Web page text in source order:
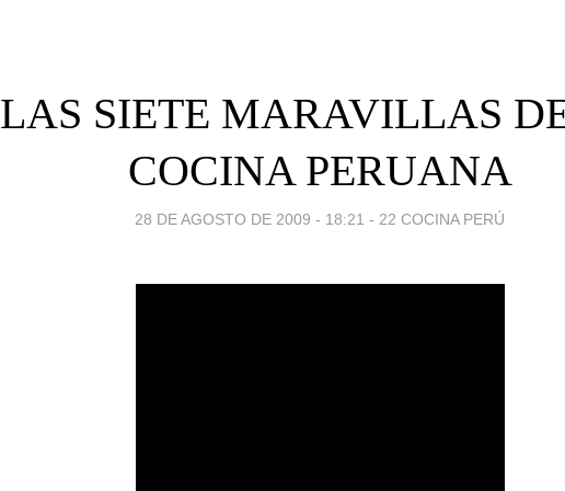
LAS SIETE MARAVILLAS
COCINA PERUANA
28 DE AGOSTO DE 2009 - 18:21 - 22 COCINA PERÚ